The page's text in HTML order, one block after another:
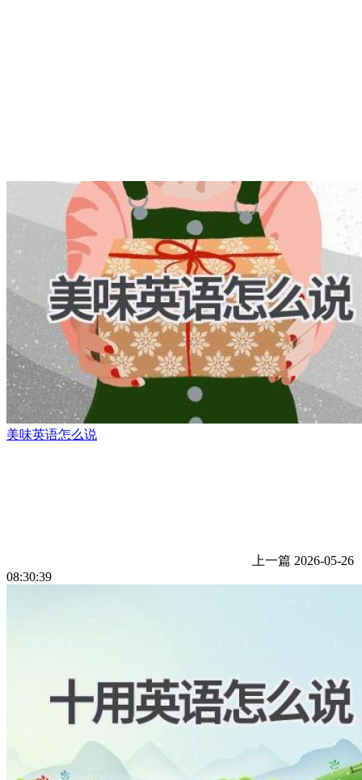
美味英语怎么说
上一篇 2026-05-26
08:30:39